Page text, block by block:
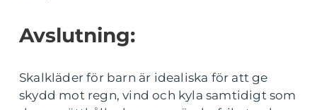
Avslutning:
Skalkläder för barn är idealiska för att ge
skydd mot regn, vind och kyla samtidigt som